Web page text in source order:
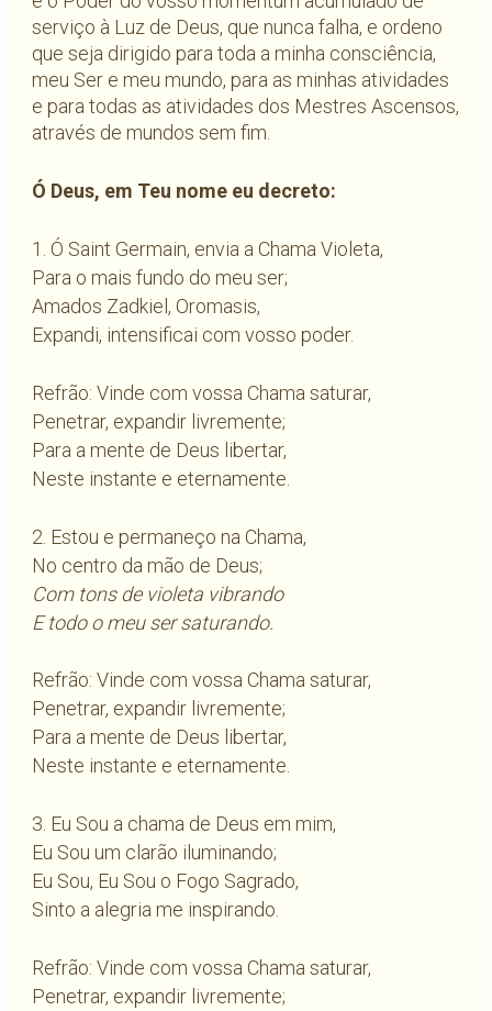
serviço à Luz de Deus, que nunca falha, e ordeno
que seja dirigido para toda a minha consciência,
meu Ser e meu mundo, para as minhas atividades
e para todas as atividades dos Mestres Ascensos,
através de mundos sem fim.
Ó Deus, em Teu nome eu decreto:
1. Ó Saint Germain, envia a Chama Violeta,
Para o mais fundo do meu ser;
Amados Zadkiel, Oromasis,
Expandi, intensificai com vosso poder.
Refrão: Vinde com vossa Chama saturar,
Penetrar, expandir livremente;
Para a mente de Deus libertar,
Neste instante e eternamente.
2. Estou e permaneço na Chama,
No centro da mão de Deus;
Com tons de violeta vibrando
E todo o meu ser saturando.
Refrão: Vinde com vossa Chama saturar,
Penetrar, expandir livremente;
Para a mente de Deus libertar,
Neste instante e eternamente.
3. Eu Sou a chama de Deus em mim,
Eu Sou um clarão iluminando;
Eu Sou, Eu Sou o Fogo Sagrado,
Sinto a alegria me inspirando.
Refrão: Vinde com vossa Chama saturar,
Penetrar, expandir livremente;